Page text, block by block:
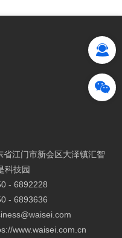
省江门市新会区大泽镇汇智
科技园
- 6892228
- 6893636
www.waisei.com.cn